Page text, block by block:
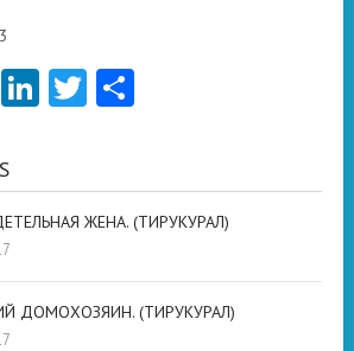
Odnoklassniki
LinkedIn
Twitter
ЖЕНА. (ТИРУКУРАЛ)
ДОМОХОЗЯИН. (ТИРУКУРАЛ)